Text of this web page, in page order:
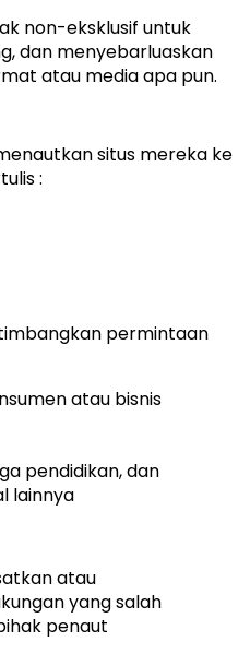
non-eksklusif untuk
dan menyebarluaskan
atau media apa pun.
situs mereka ke
:
permintaan
atau bisnis
pendidikan, dan
lainnya
atau
yang salah
penaut